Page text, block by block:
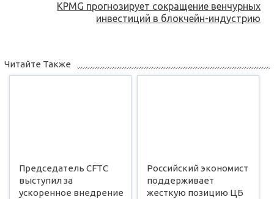
KPMG прогнозирует сокращение венчурных
инвестиций в блокчейн-индустрию
Читайте Также
Председатель CFTC
выступил за
ускоренное внедрение
Российский экономист
поддерживает
жесткую позицию ЦБ